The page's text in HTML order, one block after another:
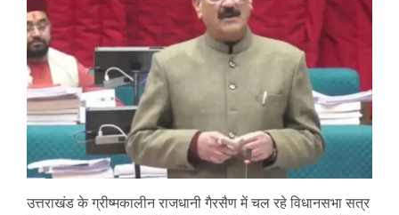
उत्तराखंड के ग्रीष्मकालीन राजधानी गैरसैण में चल रहे विधानसभा सत्र